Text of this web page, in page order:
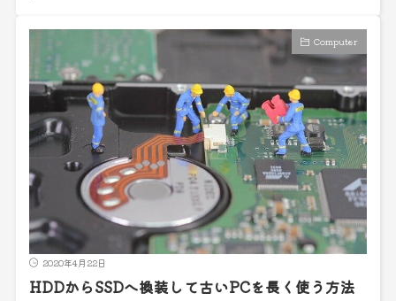
Computer
2020年4月22日
HDDからSSDへ換装して古いPCを長く使う方法